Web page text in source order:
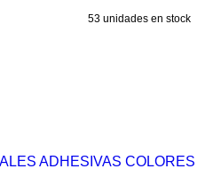
53unidades en stock